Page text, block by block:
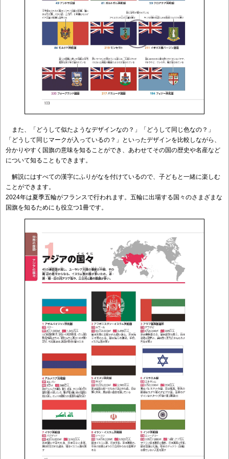
また、「どうして似たようなデザインなの？」「どうして同じ色なの？」
「どうして同じマークが入っているの？」といったデザインを比較しながら、
分かりやすく国旗の意味を知ることができ、あわせてその国の歴史や名産など
について知ることもできます。
解説にはすべての漢字にふりがなを付けているので、子どもと一緒に楽しむ
ことができます。
2024年は夏季五輪がフランスで行われます。五輪に出場する国々のさまざまな
国旗を知るためにも役立つ1冊です。